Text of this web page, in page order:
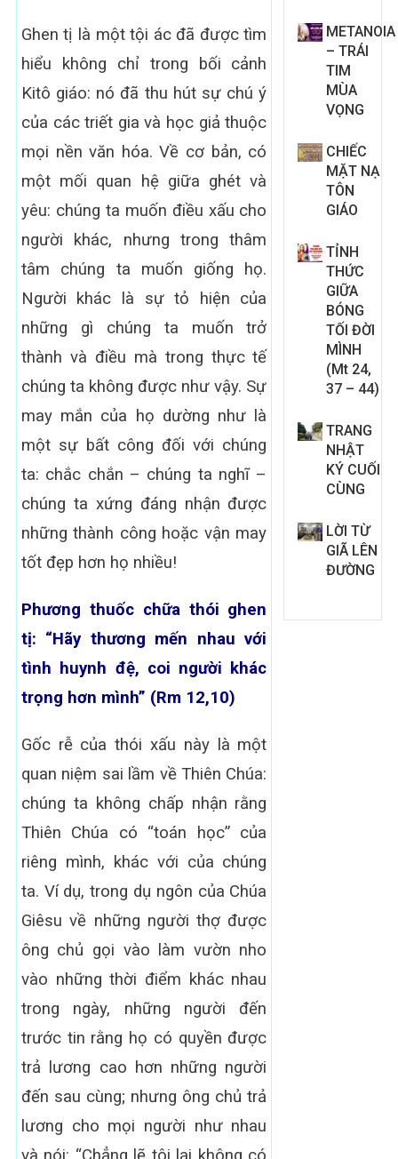
Ghen tị là một tội ác đã được tìm
hiểu không chỉ trong bối cảnh
Kitô giáo: nó đã thu hút sự chú ý
của các triết gia và học giả thuộc
mọi nền văn hóa. Về cơ bản, có
một mối quan hệ giữa ghét và
yêu: chúng ta muốn điều xấu cho
người khác, nhưng trong thâm
tâm chúng ta muốn giống họ.
Người khác là sự tỏ hiện của
những gì chúng ta muốn trở
thành và điều mà trong thực tế
chúng ta không được như vậy. Sự
may mắn của họ dường như là
một sự bất công đối với chúng
ta: chắc chắn – chúng ta nghĩ –
chúng ta xứng đáng nhận được
những thành công hoặc vận may
tốt đẹp hơn họ nhiều!
Phương thuốc chữa thói ghen
tị: “Hãy thương mến nhau với
tình huynh đệ, coi người khác
trọng hơn mình” (Rm 12,10)
Gốc rễ của thói xấu này là một
quan niệm sai lầm về Thiên Chúa:
chúng ta không chấp nhận rằng
Thiên Chúa có “toán học” của
riêng mình, khác với của chúng
ta. Ví dụ, trong dụ ngôn của Chúa
Giêsu về những người thợ được
ông chủ gọi vào làm vườn nho
vào những thời điểm khác nhau
trong ngày, những người đến
trước tin rằng họ có quyền được
trả lương cao hơn những người
đến sau cùng; nhưng ông chủ trả
lương cho mọi người như nhau
METANOIA
– TRÁI
TIM
MÙA
VỌNG
CHIẾC
MẶT NẠ
TÔN
GIÁO
TỈNH
THỨC
GIỮA
BÓNG
TỐI ĐỜI
MÌNH
(Mt 24,
37 – 44)
TRANG
NHẬT
KÝ CUỐI
CÙNG
LỜI TỪ
GIÃ LÊN
ĐƯỜNG